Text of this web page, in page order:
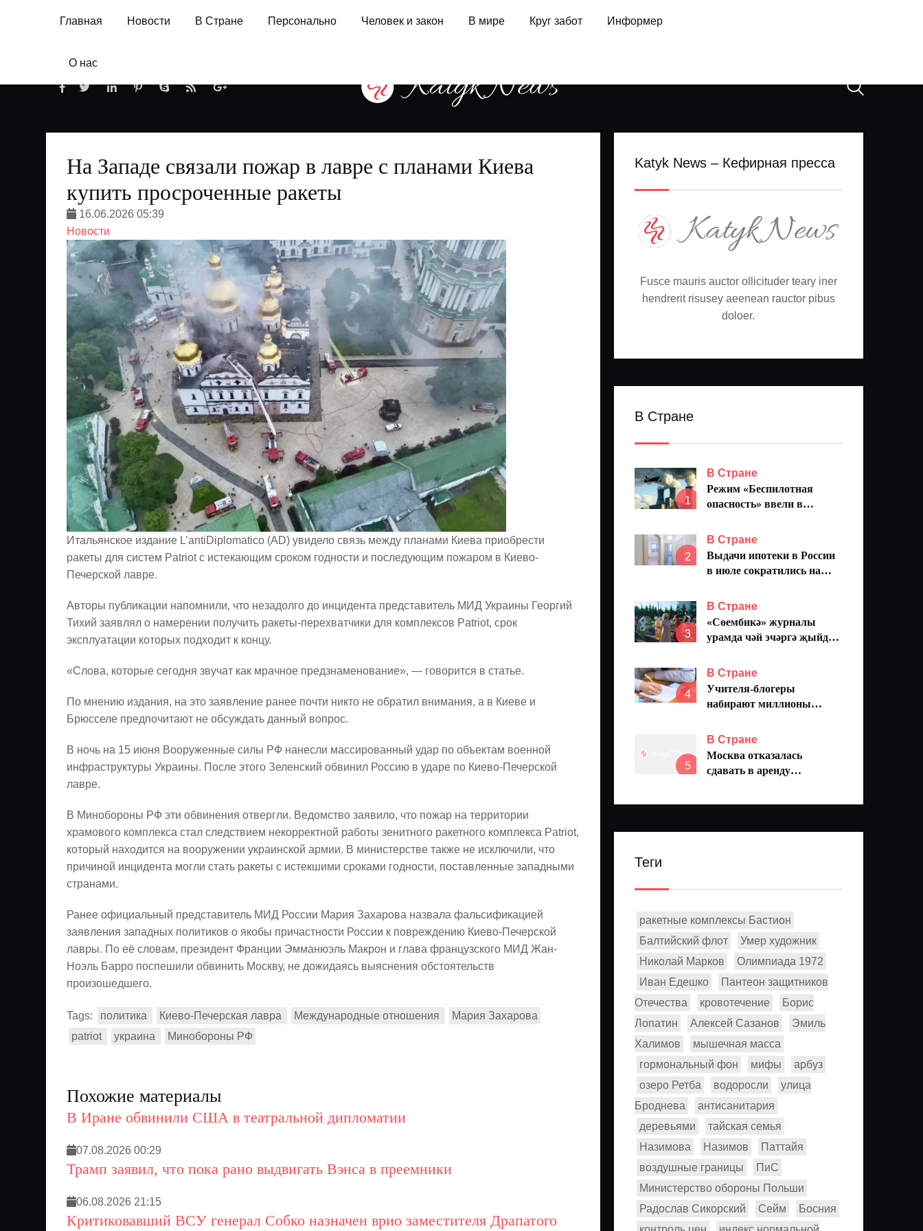
Главная Новости В Стране Персонально Человек и закон В мире Круг забот Информер
О нас
На Западе связали пожар в лавре с планами Киева
купить просроченные ракеты
16.06.2026 05:39
Новости
Итальянское издание L’antiDiplomatico (AD) увидело связь между планами Киева приобрести
ракеты для систем Patriot с истекающим сроком годности и последующим пожаром в Киево-
Печерской лавре.
Авторы публикации напомнили, что незадолго до инцидента представитель МИД Украины Георгий
Тихий заявлял о намерении получить ракеты-перехватчики для комплексов Patriot, срок
эксплуатации которых подходит к концу.
«Слова, которые сегодня звучат как мрачное предзнаменование», — говорится в статье.
По мнению издания, на это заявление ранее почти никто не обратил внимания, а в Киеве и
Брюсселе предпочитают не обсуждать данный вопрос.
В ночь на 15 июня Вооруженные силы РФ нанесли массированный удар по объектам военной
инфраструктуры Украины. После этого Зеленский обвинил Россию в ударе по Киево-Печерской
лавре.
В Минобороны РФ эти обвинения отвергли. Ведомство заявило, что пожар на территории
храмового комплекса стал следствием некорректной работы зенитного ракетного комплекса Patriot,
который находится на вооружении украинской армии. В министерстве также не исключили, что
причиной инцидента могли стать ракеты с истекшими сроками годности, поставленные западными
странами.
Ранее официальный представитель МИД России Мария Захарова назвала фальсификацией
заявления западных политиков о якобы причастности России к повреждению Киево-Печерской
лавры. По её словам, президент Франции Эмманюэль Макрон и глава французского МИД Жан-
Ноэль Барро поспешили обвинить Москву, не дожидаясь выяснения обстоятельств
произошедшего.
Tags: политика Киево-Печерская лавра Международные отношения
Мария Захарова
patriot
украина Минобороны РФ
Похожие материалы
В Иране обвинили США в театральной дипломатии
07.08.2026 00:29
Трамп заявил, что пока рано выдвигать Вэнса в преемники
06.08.2026 21:15
Критиковавший ВСУ генерал Собко назначен врио заместителя Драпатого
Katyk News – Кефирная пресса
Fusce mauris auctor ollicituder teary iner
hendrerit risusey aeenean rauctor pibus
doloer.
В Стране
1
В Стране
Режим «Беспилотная
опасность» ввели в
на 7 августа
2
В Стране
Выдачи ипотеки в России
в июле сократились на
3
В Стране
«Сөембикә» журналы
урамда чәй эчәргә җыйды:
татарларча түгел инде ул»
4
В Стране
Учителя-блогеры
набирают миллионы
меняют подход к обучению
5
В Стране
Москва отказалась
сдавать в аренду
Теги
ракетные комплексы Бастион
Балтийский флот
Умер художник
Николай Марков
Олимпиада 1972
Иван Едешко
Пантеон защитников
Отечества
кровотечение
Борис
Лопатин
Алексей Сазанов
Эмиль
Халимов
мышечная масса
гормональный фон
мифы
арбуз
озеро Ретба
водоросли
улица
Броднева
антисанитария
деревьями
тайская семья
Назимова
Назимов
Паттайя
воздушные границы
ПиС
Министерство обороны Польши
Радослав Сикорский
Сейм
Босния